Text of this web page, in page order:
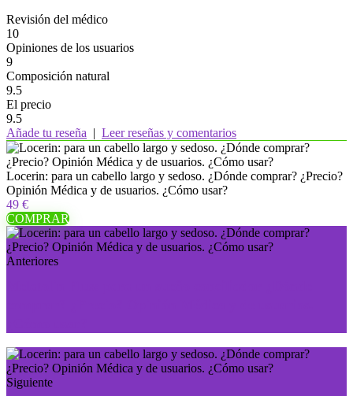
Revisión del médico
10
Opiniones de los usuarios
9
Composición natural
9.5
El precio
9.5
Añade tu reseña | Leer reseñas y comentarios
Locerin: para un cabello largo y sedoso. ¿Dónde comprar? ¿Precio?
Opinión Médica y de usuarios. ¿Cómo usar?
49 €
COMPRAR
Anteriores
Siguiente